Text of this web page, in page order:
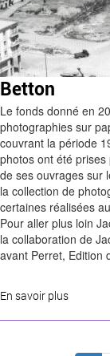
Betton
Le fonds donné en
photographies sur
couvrant la période
photos ont été
de ses ouvrages sur
la collection de
certaines réalisées
Pour aller plus loin
la collaboration de
avant Perret, Edition
En savoir plus